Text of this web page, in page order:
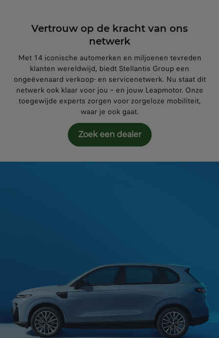
Vertrouw op de kracht van ons
netwerk
Met 14 iconische automerken en miljoenen tevreden
klanten wereldwijd, biedt Stellantis Group een
ongeëvenaard verkoop- en servicenetwerk. Nu staat dit
netwerk ook klaar voor jou – en jouw Leapmotor. Onze
toegewijde experts zorgen voor zorgeloze mobiliteit,
waar je ook gaat.
Zoek een dealer